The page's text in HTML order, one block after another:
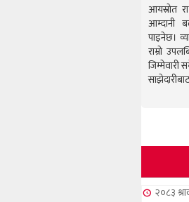
आयस्रोत
आम्दानी
पाइनेछ।
राम्रो
जिम्मेवारी
२०८३